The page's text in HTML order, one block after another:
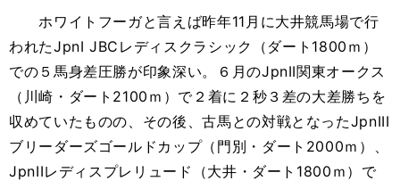
ホワイトフーガと言えば昨年11月に大井競馬場で行
われたJpnI JBCレディスクラシック（ダート1800ｍ）
での５馬身差圧勝が印象深い。６月のJpnII関東オークス
（川崎・ダート2100ｍ）で２着に２秒３差の大差勝ちを
収めていたものの、その後、古馬との対戦となったJpnIII
ブリーダーズゴールドカップ（門別・ダート2000ｍ）、
JpnIIレディスプレリュード（大井・ダート1800ｍ）で